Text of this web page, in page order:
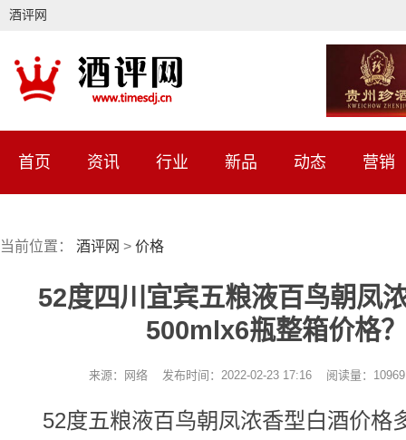
酒评网
首页 资讯 行业 新品 动态 营销
当前位置： 酒评网 > 价格
52度四川宜宾五粮液百鸟朝凤
500mlx6瓶整箱价格？
来源：网络 发布时间：2022-02-23 17:16 阅读量：
52度五粮液百鸟朝凤浓香型白酒价格